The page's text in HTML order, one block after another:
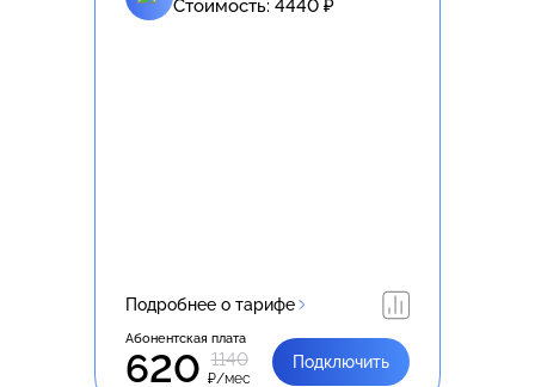
Стоимость: 4440 ₽
Подробнее о тарифе
Абонентская плата
620 1140
₽/мес
Подключить